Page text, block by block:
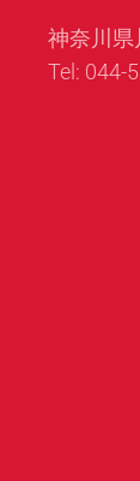
神奈川
Tel: 044-